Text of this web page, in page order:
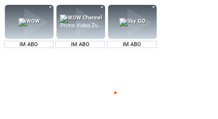
IM ABO
Prime Video Zusatz-Kanäle
IM ABO IM ABO